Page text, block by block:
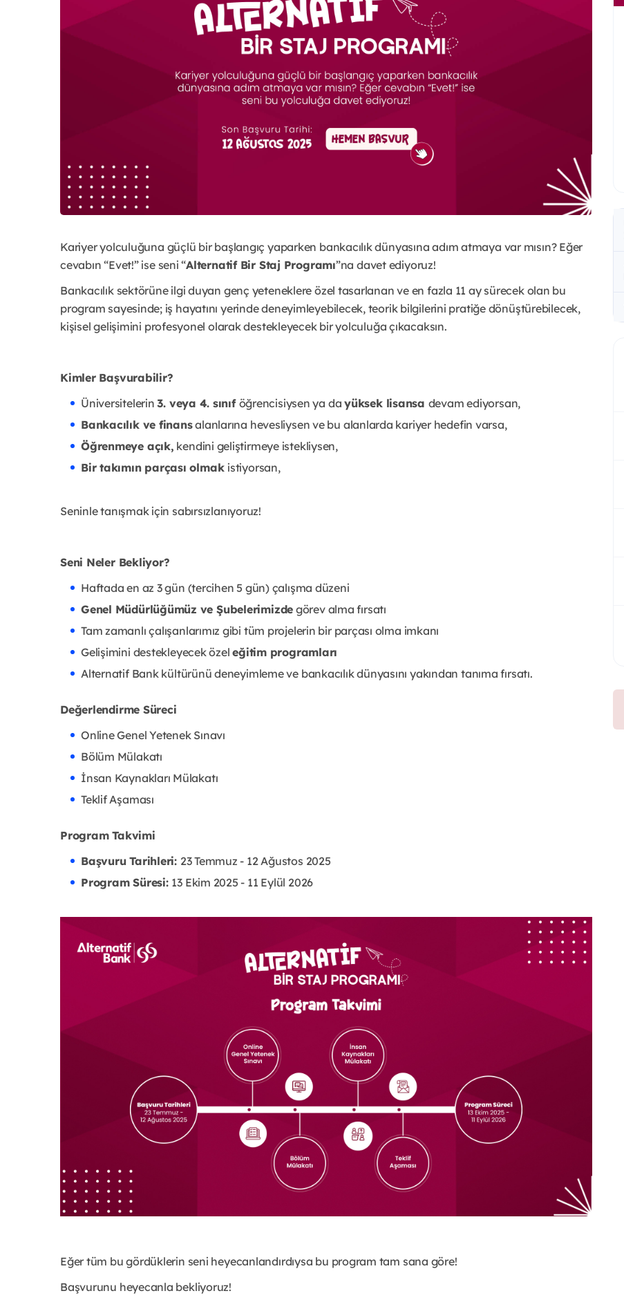
Kariyer yolculuğuna güçlü bir başlangıç yaparken bankacılık dünyasına adım atmaya var mısın? Eğer
cevabın “Evet!” ise seni “Alternatif Bir Staj Programı”na davet ediyoruz!
Bankacılık sektörüne ilgi duyan genç yeteneklere özel tasarlanan ve en fazla 11 ay sürecek olan bu
program sayesinde; iş hayatını yerinde deneyimleyebilecek, teorik bilgilerini pratiğe dönüştürebilecek,
kişisel gelişimini profesyonel olarak destekleyecek bir yolculuğa çıkacaksın.
Kimler Başvurabilir?
Üniversitelerin3. veya 4. sınıf öğrencisiysen ya dayüksek lisansa devam ediyorsan,
Bankacılık ve finansalanlarına hevesliysen ve bu alanlarda kariyer hedefin varsa,
Öğrenmeye açık, kendini geliştirmeye istekliysen,
Bir takımın parçası olmak istiyorsan,
Seninle tanışmak için sabırsızlanıyoruz!
Seni Neler Bekliyor?
Haftada en az 3 gün (tercihen 5 gün) çalışma düzeni
Genel Müdürlüğümüz ve Şubelerimizde görev alma fırsatı
Tam zamanlı çalışanlarımız gibi tüm projelerin bir parçası olma imkanı
Gelişimini destekleyecek özeleğitim programları
Alternatif Bank kültürünü deneyimleme ve bankacılık dünyasını yakından tanıma fırsatı.
Değerlendirme Süreci
Online Genel Yetenek Sınavı
Bölüm Mülakatı
İnsan Kaynakları Mülakatı
Teklif Aşaması
Program Takvimi
Başvuru Tarihleri: 23 Temmuz - 12 Ağustos 2025
Program Süresi: 13 Ekim 2025 - 11 Eylül 2026
Eğer tüm bu gördüklerin seni heyecanlandırdıysa bu program tam sana göre!
Başvurunu heyecanla bekliyoruz!